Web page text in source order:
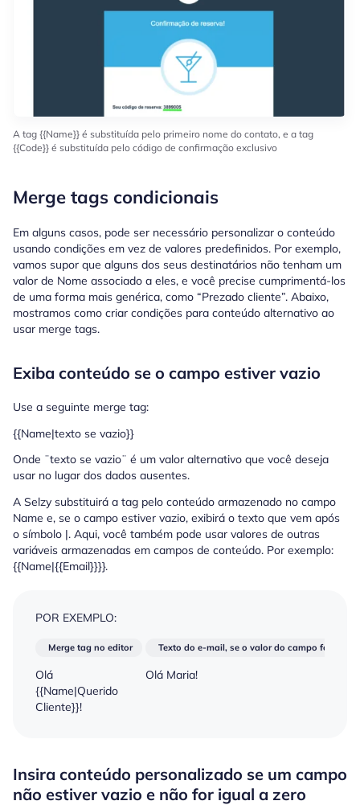
A tag {{Name}} é substituída pelo primeiro nome do contato, e a tag
{{Code}} é substituída pelo código de confirmação exclusivo
Merge tags condicionais
Em alguns casos, pode ser necessário personalizar o conteúdo
usando condições em vez de valores predefinidos. Por exemplo,
vamos supor que alguns dos seus destinatários não tenham um
valor de Nome associado a eles, e você precise cumprimentá-los
de uma forma mais genérica, como “Prezado cliente”. Abaixo,
mostramos como criar condições para conteúdo alternativo ao
usar merge tags.
Exiba conteúdo se o campo estiver vazio
Use a seguinte merge tag:
{{Name|texto se vazio}}
Onde ¨texto se vazio¨ é um valor alternativo que você deseja
usar no lugar dos dados ausentes.
A Selzy substituirá a tag pelo conteúdo armazenado no campo
Name e, se o campo estiver vazio, exibirá o texto que vem após
o símbolo |. Aqui, você também pode usar valores de outras
variáveis armazenadas em campos de conteúdo. Por exemplo:
{{Name|{{Email}}}}.
POR EXEMPLO:
Merge tag no editor Texto do e-mail, se o valor do campo for
Olá
{{Name|Querido
Cliente}}!
Olá Maria!
Insira conteúdo personalizado se um campo
não estiver vazio e não for igual a zero